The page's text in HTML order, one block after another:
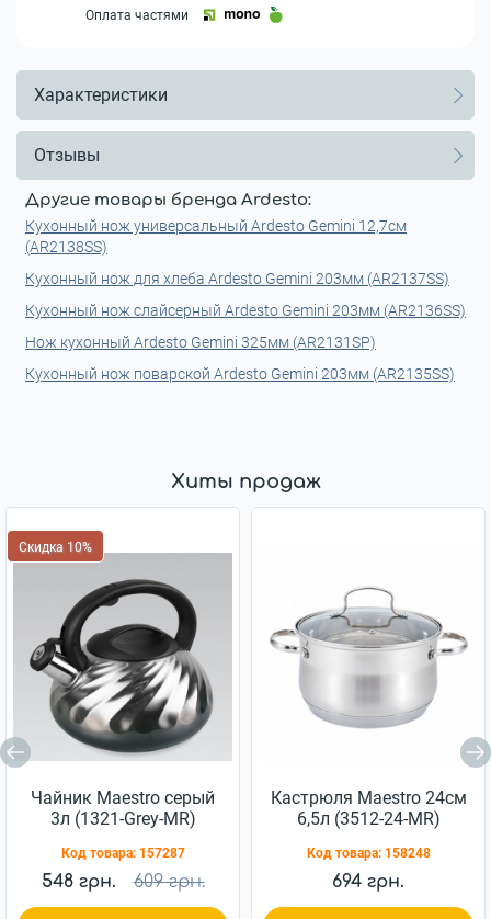
Оплата частями
Характеристики
Отзывы
Другие товары бренда Ardesto:
Кухонный нож универсальный Ardesto Gemini 12,7см
(AR2138SS)
Кухонный нож для хлеба Ardesto Gemini 203мм (AR2137SS)
Кухонный нож слайсерный Ardesto Gemini 203мм (AR2136SS)
Нож кухонный Ardesto Gemini 325мм (AR2131SP)
Кухонный нож поварской Ardesto Gemini 203мм (AR2135SS)
Хиты продаж
Скидка 10%
Чайник Maestro серый
3л (1321-Grey-MR)
Код товара: 157287
548 грн. 609 грн.
Кастрюля Maestro 24см
6,5л (3512-24-MR)
Код товара: 158248
694 грн.